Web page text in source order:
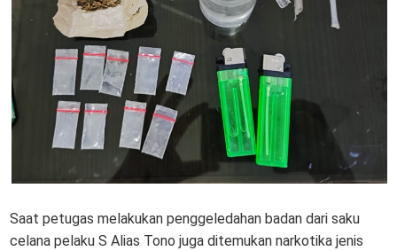
Saat petugas melakukan penggeledahan badan dari saku
celana pelaku S Alias Tono juga ditemukan narkotika jenis